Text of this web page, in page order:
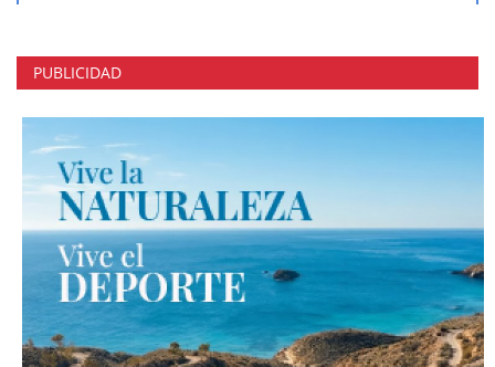
PUBLICIDAD